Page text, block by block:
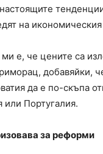
на
е, че цените са
добавяйки,
да е по-скъпа
или Португалия.
за реформи